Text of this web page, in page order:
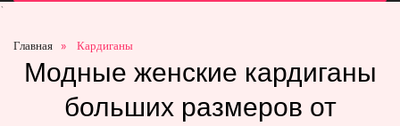
`
Главная Кардиганы
Модные женские кардиганы
больших размеров от